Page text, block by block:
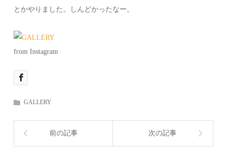
とかやりました。しんどかったなー。
from Instagram
GALLERY
前の記事 次の記事